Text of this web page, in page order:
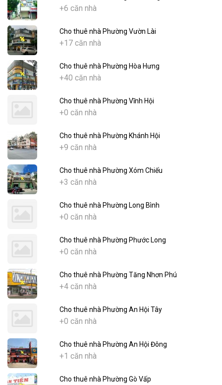
+6 căn nhà
Cho thuê nhà Phường Vườn Lài
+17 căn nhà
Cho thuê nhà Phường Hòa Hưng
+40 căn nhà
Cho thuê nhà Phường Vĩnh Hội
+0 căn nhà
Cho thuê nhà Phường Khánh Hội
+9 căn nhà
Cho thuê nhà Phường Xóm Chiếu
+3 căn nhà
Cho thuê nhà Phường Long Bình
+0 căn nhà
Cho thuê nhà Phường Phước Long
+0 căn nhà
Cho thuê nhà Phường Tăng Nhơn Phú
+4 căn nhà
Cho thuê nhà Phường An Hội Tây
+0 căn nhà
Cho thuê nhà Phường An Hội Đông
+1 căn nhà
Cho thuê nhà Phường Gò Vấp